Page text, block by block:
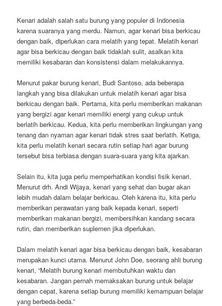
Kenari adalah salah satu burung yang populer di Indonesia
karena suaranya yang merdu. Namun, agar kenari bisa berkicau
dengan baik, diperlukan cara melatih yang tepat. Melatih kenari
agar bisa berkicau dengan baik tidaklah sulit, asalkan kita
memiliki kesabaran dan konsistensi dalam melakukannya.
Menurut pakar burung kenari, Budi Santoso, ada beberapa
langkah yang bisa dilakukan untuk melatih kenari agar bisa
berkicau dengan baik. Pertama, kita perlu memberikan makanan
yang bergizi agar kenari memiliki energi yang cukup untuk
berlatih berkicau. Kedua, kita perlu memberikan lingkungan yang
tenang dan nyaman agar kenari tidak stres saat berlatih. Ketiga,
kita perlu melatih kenari secara rutin setiap hari agar burung
tersebut bisa terbiasa dengan suara-suara yang kita ajarkan.
Selain itu, kita juga perlu memperhatikan kondisi fisik kenari.
Menurut drh. Andi Wijaya, kenari yang sehat dan bugar akan
lebih mudah dalam belajar berkicau. Oleh karena itu, kita perlu
memberikan perawatan yang baik kepada kenari, seperti
memberikan makanan bergizi, membersihkan kandang secara
rutin, dan memberikan suplemen jika diperlukan.
Dalam melatih kenari agar bisa berkicau dengan baik, kesabaran
merupakan kunci utama. Menurut John Doe, seorang ahli burung
kenari, “Melatih burung kenari membutuhkan waktu dan
kesabaran. Jangan pernah memaksakan burung untuk belajar
dengan cepat, karena setiap burung memiliki kemampuan belajar
yang berbeda-beda.”